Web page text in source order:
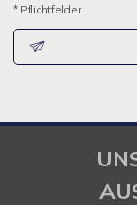
* Pflichtfelder